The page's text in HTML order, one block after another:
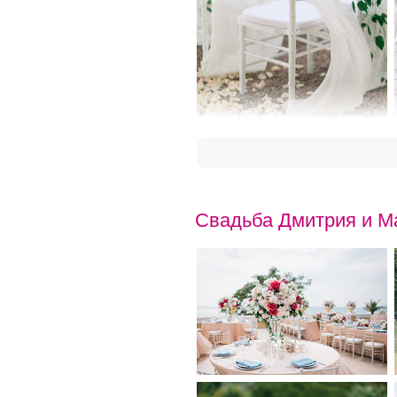
Свадьба Дмитрия и